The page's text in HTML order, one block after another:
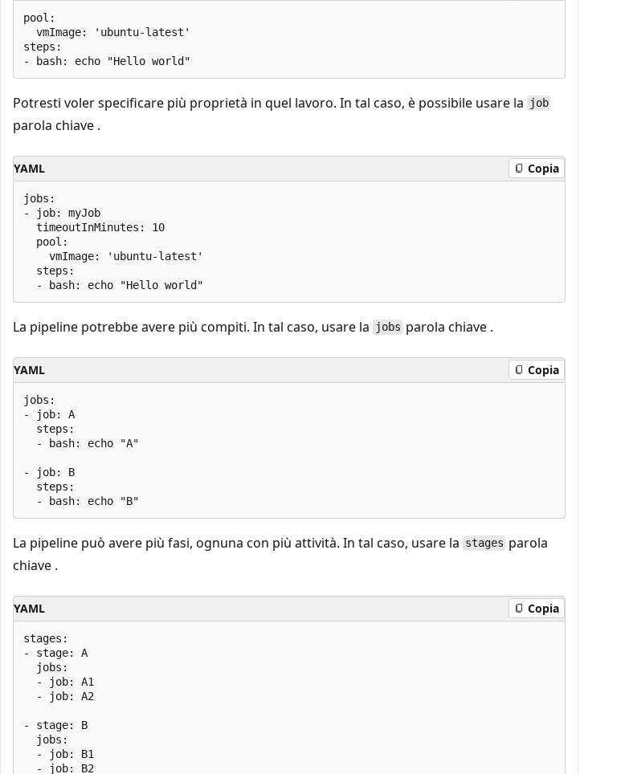
pool:
  vmImage: 'ubuntu-latest'
steps:
Potresti voler specificare più proprietà in quel lavoro. In tal caso, è possibile usare la job
parola chiave .
YAML Copia
jobs:
- job: myJob
  timeoutInMinutes: 10
  pool:
    vmImage: 'ubuntu-latest'
  steps:
La pipeline potrebbe avere più compiti. In tal caso, usare la jobs parola chiave .
YAML Copia
jobs:
- job: A
  steps:
  - bash: echo "A"
- job: B
  steps:
La pipeline può avere più fasi, ognuna con più attività. In tal caso, usare la stages parola
chiave .
YAML Copia
stages:
- stage: A
  jobs:
  - job: A1
  - job: A2
- stage: B
  jobs:
  - job: B1